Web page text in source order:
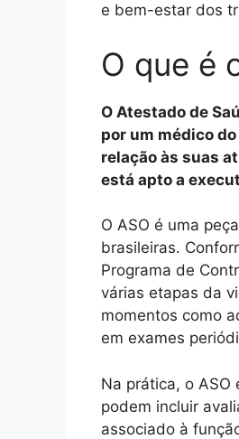
e bem-estar dos
O que é
O Atestado de
por um médico
relação às suas
está apto a
O ASO é uma
brasileiras.
Programa de
várias etapas da
momentos como
em exames
Na prática, o ASO
podem incluir
associado à